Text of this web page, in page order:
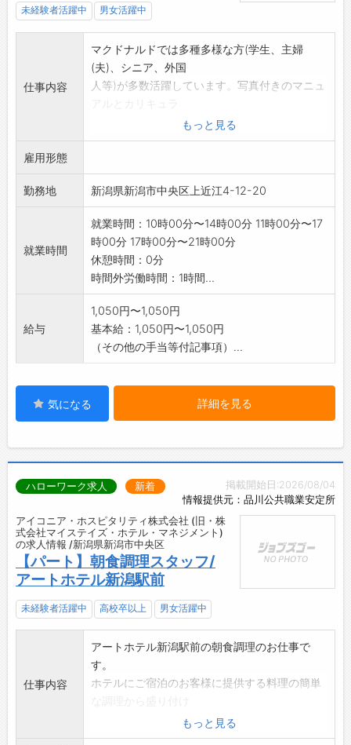
未経験者活躍中 男女活躍中
仕事内容
マクドナルドでは多種多様な方(学生、主婦
(夫)、シニア、外国
人等)が多数活躍しています。写真付きのマニュ
ムに沿ったサポートで安心してスタートできま
す。
・レジカウンターでの接客・商品注文受付
・その他、配膳、清掃など店舗運営に関わる業
務
*全国のマクドナルドには約7千人のシニアスタ
ッフ
(60歳～80歳代の方)が在籍しています。
*外国人の方も多数活躍中(日本語のあいさつが
カタカナが読める方)
変更範囲:フロア担当業務
もっと見る
雇用形態
勤務地 新潟県新潟市中央区上近江4-12-20
就業時間
就業時間：10時00分〜14時00分 11時00分〜17
時00分 17時00分〜21時00分
休憩時間：0分
時間外労働時間：1時間...
給与
1,050円〜1,050円
基本給：1,050円〜1,050円
（その他の手当等付記事項）...
気になる 詳細を見る
掲載開始日:2026/08/04
情報提供元：品川公共職業安定所
ハローワーク求人 新着
アイコニア・ホスピタリティ株式会社 (旧・株
式会社マイステイズ・ホテル・マネジメント)
の求人情報 /新潟県新潟市中央区
【パート】朝食調理スタッフ/
アートホテル新潟駅前
未経験者活躍中 高校卒以上 男女活躍中
仕事内容
アートホテル新潟駅前の朝食調理のお仕事で
す。
ホテルにご宿泊のお客様に提供する料理の簡単
などを行っていただきます。
仕事は先輩スタッフが丁寧にお教えしますので
もっと見る